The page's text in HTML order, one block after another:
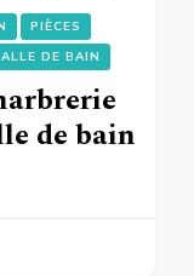
PIÈCES
DE BAIN
de bain